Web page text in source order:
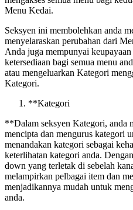
Menu Kedai.
Seksyen ini membolehkan anda
menyelaraskan perubahan dari
Anda juga mempunyai
ketersediaan bagi semua menu
atau mengeluarkan Kategori
Kategori.
**Kategori
**Dalam seksyen Kategori, anda
mencipta dan mengurus kategori
menandakan kategori sebagai
keterlihatan kategori anda.
down yang terletak di sebelah
melampirkan pelbagai item dan
menjadikannya mudah untuk
anda.